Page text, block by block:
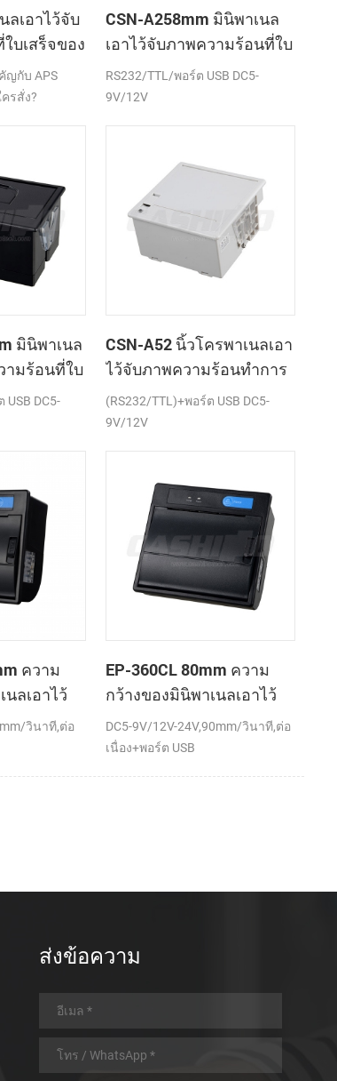
ลเอาไว้จับ
บเสร็จของ
A1K
ญกับ APS
รสั่ง?
CSN-A258mm มินิพาเนล
เอาไว้จับภาพความร้อนที่ใบ
เสร็จของเครื่องพิมพ์
RS232/TTL/พอร์ต USB DC5-
9V/12V
มินิพาเนล
ามร้อนที่ใบ
มพ์
USB DC5-
CSN-A52 นิ้วโครพาเนลเอา
ไว้จับภาพความร้อนทำการ
เมานท์ใบเสร็จของ
เครื่องพิมพ์
(RS232/TTL)+พอร์ต USB DC5-
9V/12V
ความ
ลเอาไว้
ำการเมา
อัตโนมัติ
วินาที,ต่อ
EP-360CL 80mm ความ
กว้างของมินิพาเนลเอาไว้
จับภาพความร้อนกับ
เครื่องพิมพ์อัตโนมัติตัดต่อ
DC5-9V/12V-24V,90mm/วินาที,ต่อ
เนื่อง+พอร์ต USB
ส่งข้อความ